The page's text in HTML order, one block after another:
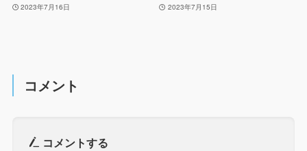
2023年7月16日 2023年7月15日
コメント
コメントする